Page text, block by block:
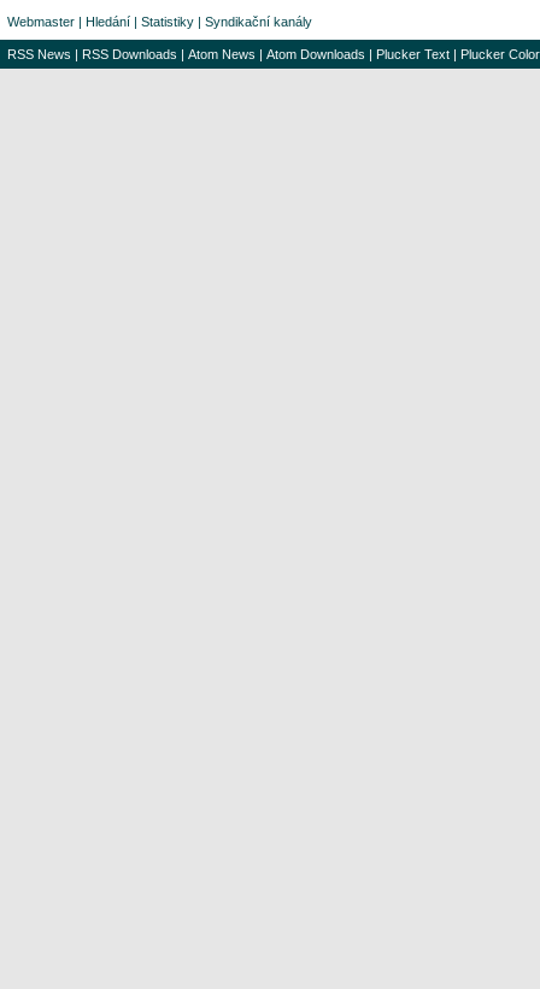
Webmaster | Hledání | Statistiky | Syndikační kanály
RSS News | RSS Downloads | Atom News | Atom Downloads | Plucker Text | Plucker Color